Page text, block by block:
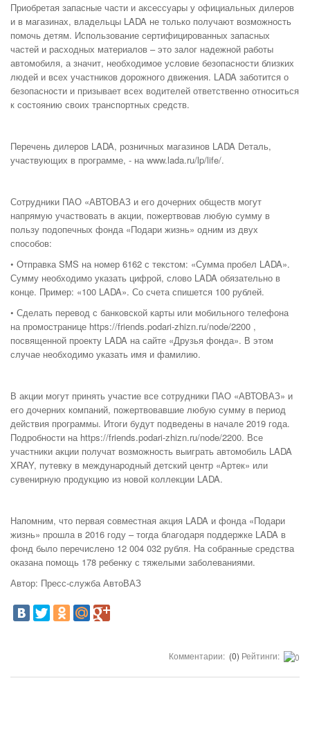
Приобретая запасные части и аксессуары у официальных дилеров
и в магазинах, владельцы LADA не только получают возможность
помочь детям. Использование сертифицированных запасных
частей и расходных материалов – это залог надежной работы
автомобиля, а значит, необходимое условие безопасности близких
людей и всех участников дорожного движения. LADA заботится о
безопасности и призывает всех водителей ответственно относиться
к состоянию своих транспортных средств.
Перечень дилеров LADA, розничных магазинов LADA Dеталь,
участвующих в программе, - на www.lada.ru/lp/life/.
Сотрудники ПАО «АВТОВАЗ и его дочерних обществ могут
напрямую участвовать в акции, пожертвовав любую сумму в
пользу подопечных фонда «Подари жизнь» одним из двух
способов:
• Отправка SMS на номер 6162 с текстом: «Сумма пробел LADA».
Сумму необходимо указать цифрой, слово LADA обязательно в
конце. Пример: «100 LADA». Со счета спишется 100 рублей.
• Сделать перевод с банковской карты или мобильного телефона
на промостранице https://friends.podari-zhizn.ru/node/2200 ,
посвященной проекту LADA на сайте «Друзья фонда». В этом
случае необходимо указать имя и фамилию.
В акции могут принять участие все сотрудники ПАО «АВТОВАЗ» и
его дочерних компаний, пожертвовавшие любую сумму в период
действия программы. Итоги будут подведены в начале 2019 года.
Подробности на https://friends.podari-zhizn.ru/node/2200. Все
участники акции получат возможность выиграть автомобиль LADA
XRAY, путевку в международный детский центр «Артек» или
сувенирную продукцию из новой коллекции LADA.
Напомним, что первая совместная акция LADA и фонда «Подари
жизнь» прошла в 2016 году – тогда благодаря поддержке LADA в
фонд было перечислено 12 004 032 рубля. На собранные средства
оказана помощь 178 ребенку с тяжелыми заболеваниями.
Автор: Пресс-служба АвтоВАЗ
Комментарии: (0) Рейтинги: